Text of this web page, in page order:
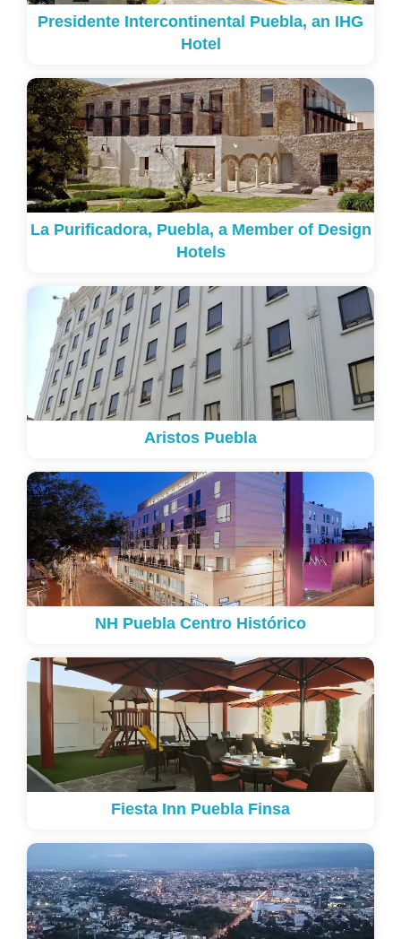
Presidente Intercontinental Puebla, an IHG
Hotel
La Purificadora, Puebla, a Member of Design
Hotels
Aristos Puebla
NH Puebla Centro Histórico
Fiesta Inn Puebla Finsa